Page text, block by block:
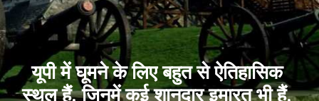
यूपी में घूमने के लिए बहुत से ऐतिहासिक
स्थल हैं. जिनमें कई शानदार इमारत भी हैं.